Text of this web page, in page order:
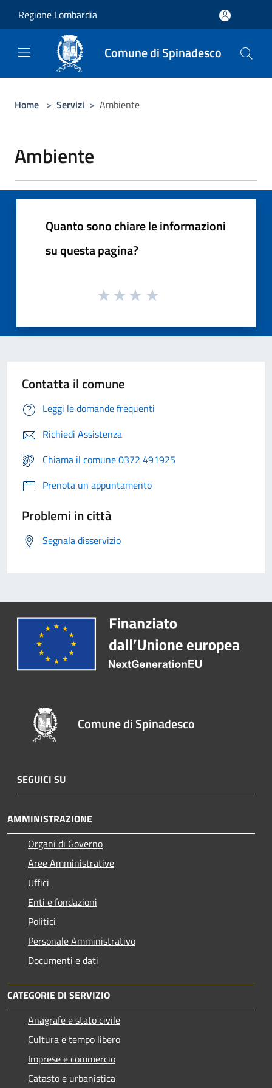
Regione Lombardia
Comune di Spinadesco
Home > Servizi > Ambiente
Ambiente
Quanto sono chiare le informazioni
su questa pagina?
Contatta il comune
Leggi le domande frequenti
Richiedi Assistenza
Chiama il comune 0372 491925
Prenota un appuntamento
Problemi in città
Segnala disservizio
Comune di Spinadesco
SEGUICI SU
AMMINISTRAZIONE
Organi di Governo
Aree Amministrative
Uffici
Enti e fondazioni
Politici
Personale Amministrativo
Documenti e dati
CATEGORIE DI SERVIZIO
Anagrafe e stato civile
Cultura e tempo libero
Imprese e commercio
Catasto e urbanistica